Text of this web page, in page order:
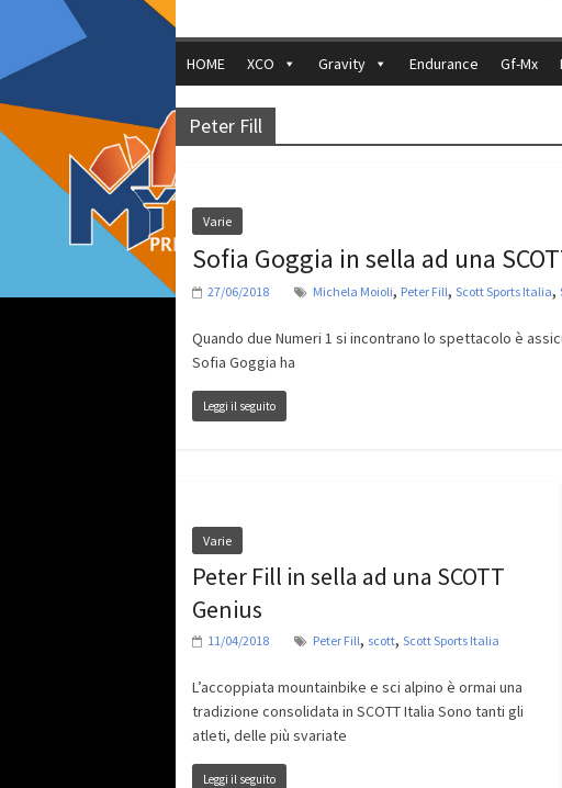
HOME XCO Gravity Endurance Gf-Mx
Peter Fill
Varie
Sofia Goggia in sella ad una
27/06/2018 Michela Moioli, Peter Fill, Scott Sports Italia,
Quando due Numeri 1 si incontrano lo spettacolo è
Sofia Goggia ha
Leggi il seguito
Varie
Peter Fill in sella ad una SCOTT
Genius
11/04/2018 Peter Fill, scott, Scott Sports Italia
L’accoppiata mountainbike e sci alpino è ormai una
tradizione consolidata in SCOTT Italia Sono tanti gli
atleti, delle più svariate
Leggi il seguito